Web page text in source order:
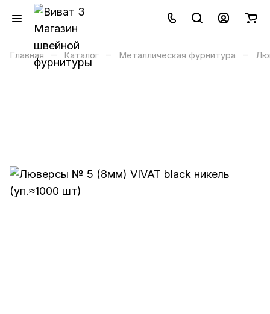
Главная – Каталог – Металлическая фурнитура –